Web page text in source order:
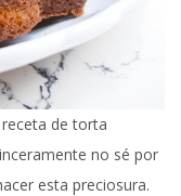
de torta
no sé por
esta preciosura.